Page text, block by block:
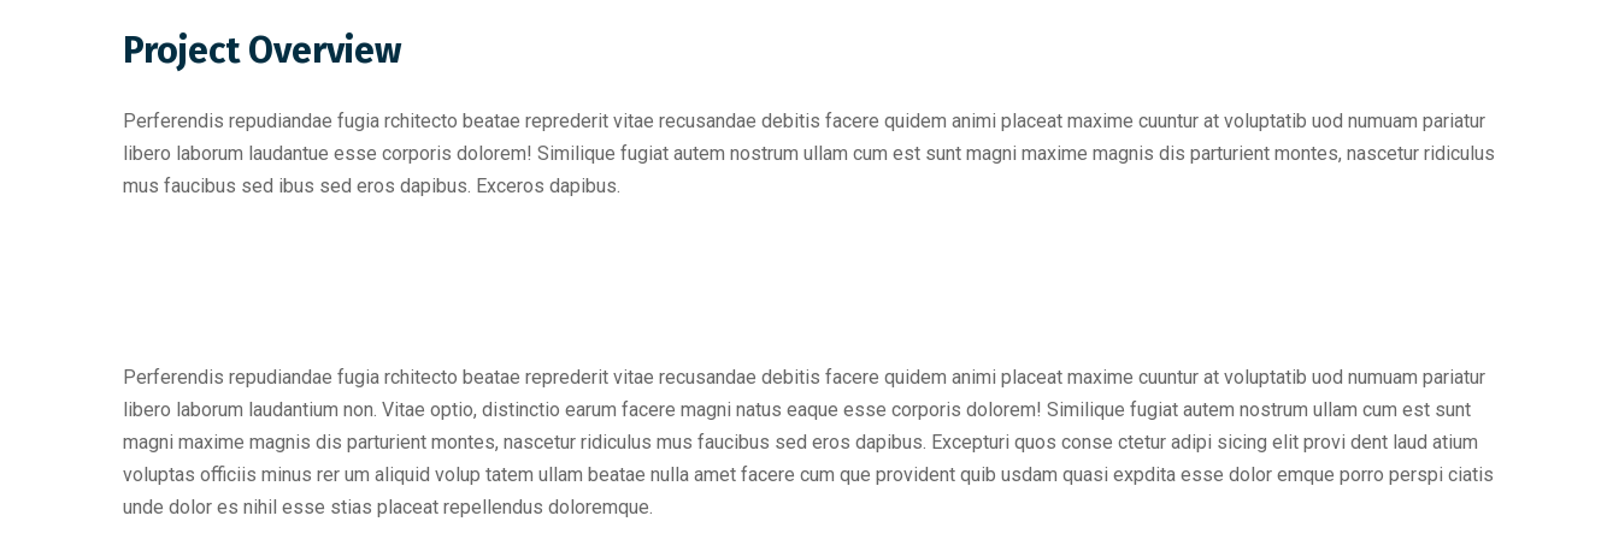
Project Overview
Perferendis repudiandae fugia rchitecto beatae reprederit vitae recusandae debitis facere quidem animi placeat maxime cuuntur at voluptatib uod numuam pariatur
libero laborum laudantue esse corporis dolorem! Similique fugiat autem nostrum ullam cum est sunt magni maxime magnis dis parturient montes, nascetur ridiculus
mus faucibus sed ibus sed eros dapibus. Exceros dapibus.
Perferendis repudiandae fugia rchitecto beatae reprederit vitae recusandae debitis facere quidem animi placeat maxime cuuntur at voluptatib uod numuam pariatur
libero laborum laudantium non. Vitae optio, distinctio earum facere magni natus eaque esse corporis dolorem! Similique fugiat autem nostrum ullam cum est sunt
magni maxime magnis dis parturient montes, nascetur ridiculus mus faucibus sed eros dapibus. Excepturi quos conse ctetur adipi sicing elit provi dent laud atium
voluptas officiis minus rer um aliquid volup tatem ullam beatae nulla amet facere cum que provident quib usdam quasi expdita esse dolor emque porro perspi ciatis
unde dolor es nihil esse stias placeat repellendus doloremque.